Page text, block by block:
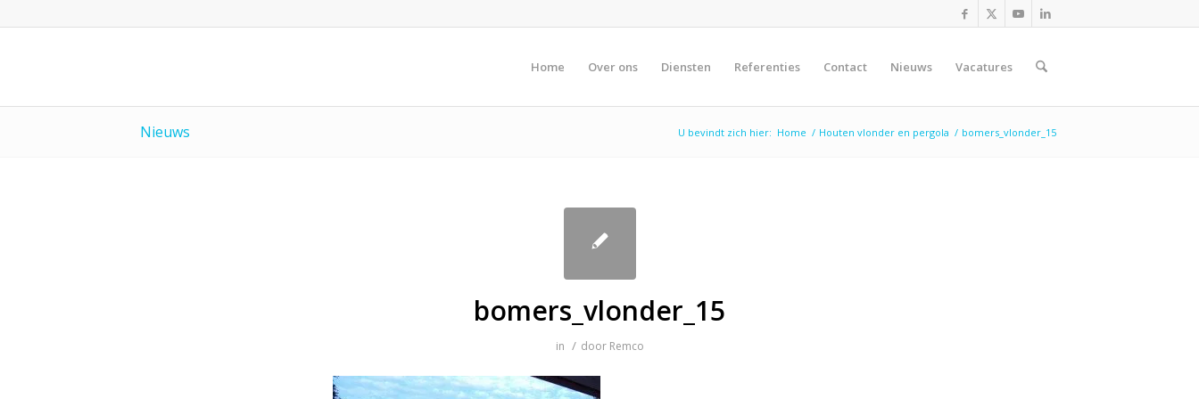
Home Over ons Diensten Referenties Contact Nieuws Vacatures
Nieuws U bevindt zich hier: Home / Houten vlonder en pergola / bomers_vlonder_15
bomers_vlonder_15
in / door Remco